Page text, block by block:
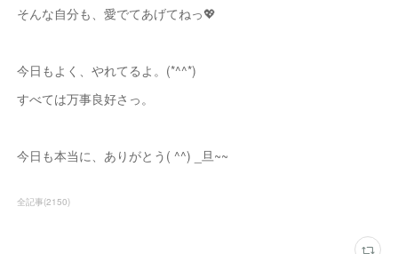
そんな自分も、愛でてあげてねっ💖
今日もよく、やれてるよ。(*^^*)
すべては万事良好さっ。
今日も本当に、ありがとう( ^^) _旦~~
全記事(2150)